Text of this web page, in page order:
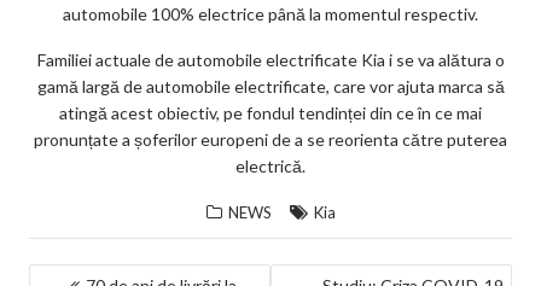
automobile 100% electrice până la momentul respectiv.
Familiei actuale de automobile electrificate Kia i se va alătura o
gamă largă de automobile electrificate, care vor ajuta marca să
atingă acest obiectiv, pe fondul tendinței din ce în ce mai
pronunțate a șoferilor europeni de a se reorienta către puterea
electrică.
NEWS Kia